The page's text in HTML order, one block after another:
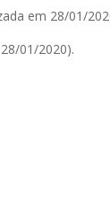
em 28/01/
01/2020).